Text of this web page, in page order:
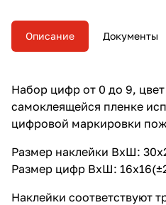
Описание Документы
Набор цифр от 0 до 9,
самоклеящейся пленке
цифровой маркировки
Размер наклейки ВxШ:
Размер цифр ВxШ:
Наклейки соответствуют